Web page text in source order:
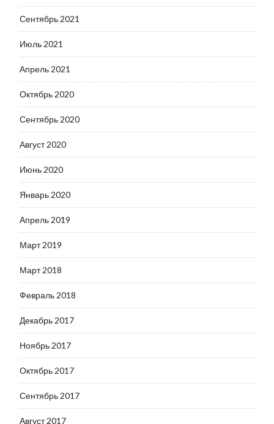
Сентябрь 2021
Июль 2021
Апрель 2021
Октябрь 2020
Сентябрь 2020
Август 2020
Июнь 2020
Январь 2020
Апрель 2019
Март 2019
Март 2018
Февраль 2018
Декабрь 2017
Ноябрь 2017
Октябрь 2017
Сентябрь 2017
Август 2017